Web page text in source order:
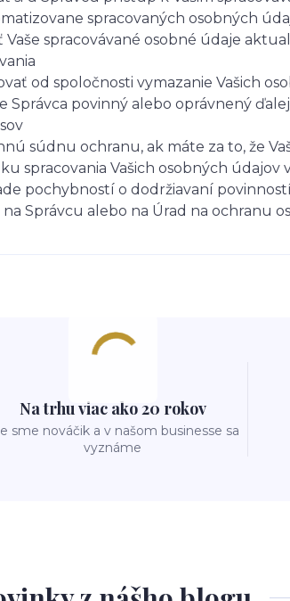
spracovaných osobných
Vaše spracovávané osobné údaje
od spoločnosti vymazanie Vašich
Správca povinný alebo oprávnený
súdnu ochranu, ak máte za to, že
spracovania Vašich osobných
pochybností o dodržiavaní
Správcu alebo na Úrad na ochranu
Na trhu viac ako 20 rokov
sme nováčik a v našom businesse sa
vyznáme